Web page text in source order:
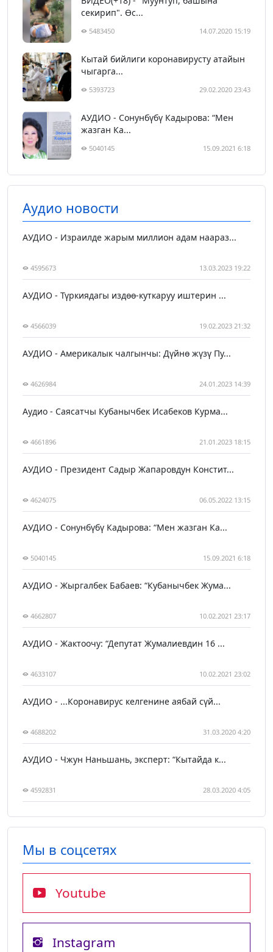
секирип". Өс...
5483450 14.07.2020 15:19
Кытай бийлиги коронавирусту атайын
чыгарга...
5393723 29.02.2020 23:43
АУДИО - Сонунбүбү Кадырова: “Мен
жазган Ка...
5040145 15.09.2021 6:18
Аудио новости
АУДИО - Израилде жарым миллион адам наараз...
4595673 13.03.2023 19:22
АУДИО - Түркиядагы издөө-куткаруу иштерин ...
4566039 19.02.2023 21:32
АУДИО - Америкалык чалгынчы: Дүйнө жүзү Пу...
4626984 24.01.2023 14:39
Аудио - Саясатчы Кубанычбек Исабеков Курма...
4661896 21.01.2023 18:15
АУДИО - Президент Садыр Жапаровдун Констит...
4624075 06.05.2022 13:15
АУДИО - Сонунбүбү Кадырова: “Мен жазган Ка...
5040145 15.09.2021 6:18
АУДИО - Жыргалбек Бабаев: “Кубанычбек Жума...
4662807 10.02.2021 23:17
АУДИО - Жактоочу: “Депутат Жумалиевдин 16 ...
4633107 10.02.2021 23:02
АУДИО - ...Коронавирус келгенине аябай сүй...
4688202 31.03.2020 4:20
АУДИО - Чжун Наньшань, эксперт: “Кытайда к...
4592831 28.03.2020 4:05
Мы в соцсетях
Youtube
Instagram